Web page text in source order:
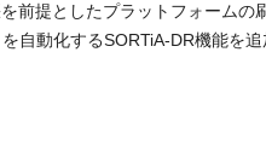
前提としたプラットフォームの
を自動化するSORTiA-DR機能を